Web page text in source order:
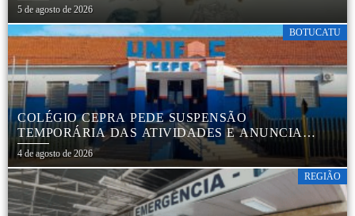
PARA EMBALAR DROGAS EM BOTUCATU
5 de agosto de 2026
BOTUCATU
COLÉGIO CEPRA PEDE SUSPENSÃO
TEMPORÁRIA DAS ATIVIDADES E ANUNCIA
REESTRUTURAÇÃO EM BOTUCATU
4 de agosto de 2026
REGIÃO